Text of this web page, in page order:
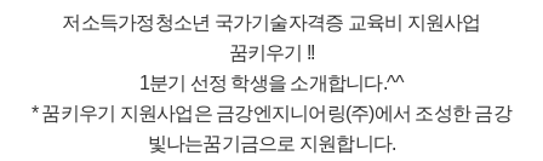
저소득가정청소년 국가기술자격증 교육비 지원사업
꿈키우기 !!
1분기 선정 학생을 소개합니다.^^
* 꿈키우기 지원사업은 금강엔지니어링(주)에서 조성한 금강
빛나는꿈기금으로 지원합니다.